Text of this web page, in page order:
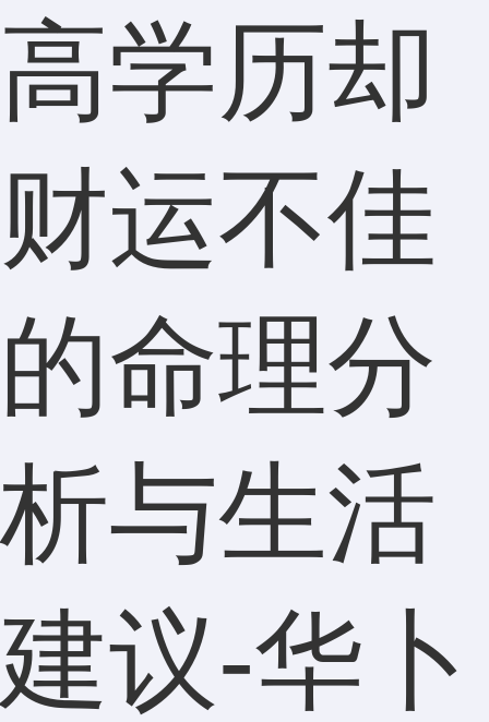
高学历却
财运不佳
的命理分
析与生活
建议-华卜